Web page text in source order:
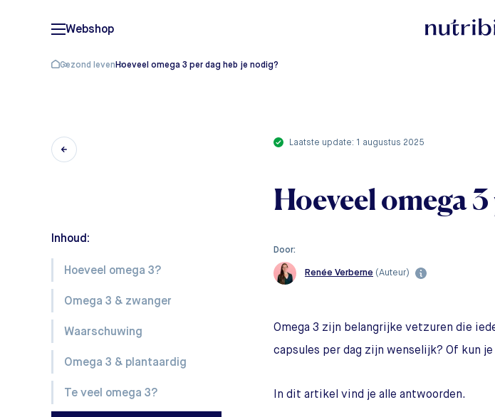
Webshop
Gezond leven Hoeveel omega 3 per dag heb je nodig?
Inhoud:
Hoeveel omega 3?
Omega 3 & zwanger
Waarschuwing
Omega 3 & plantaardig
Te veel omega 3?
laatste update: 1 augustus 2025
Hoeveel omega
Door:
Renée Verberne (Auteur)
Omega 3 zijn belangrijke vetzuren die
capsules per dag zijn wenselijk? Of kun
In dit artikel vind je alle antwoorden.